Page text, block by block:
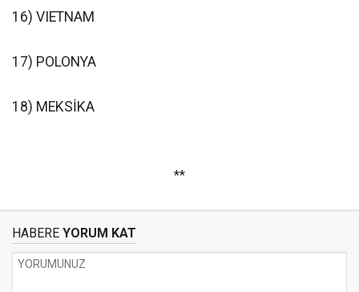
16) VIETNAM
17) POLONYA
18) MEKSİKA
**
HABERE YORUM KAT